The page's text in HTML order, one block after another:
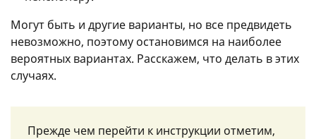
Могут быть и другие варианты, но все предвидеть
невозможно, поэтому остановимся на наиболее
вероятных вариантах. Расскажем, что делать в этих
случаях.
Прежде чем перейти к инструкции отметим,